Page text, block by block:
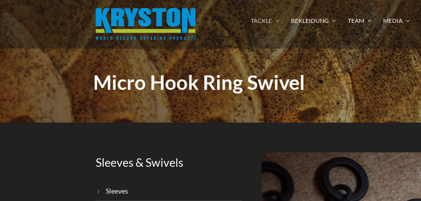
TACKLE BEKLEIDUNG TEAM MEDIA
Micro Hook Ring Swivel
Sleeves & Swivels
Sleeves